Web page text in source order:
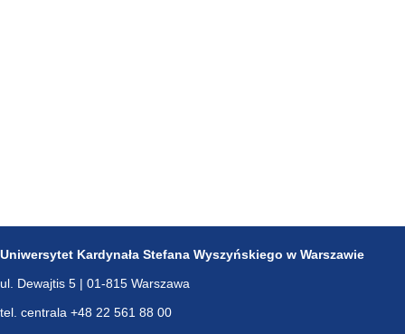
Uniwersytet Kardynała Stefana Wyszyńskiego w Warszawie
ul. Dewajtis 5 | 01-815 Warszawa
tel. centrala +48 22 561 88 00